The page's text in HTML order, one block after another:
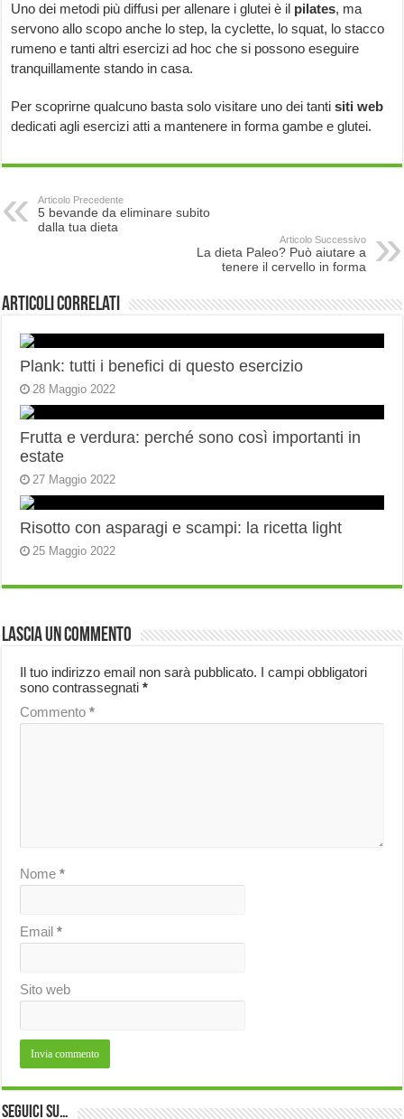
Uno dei metodi più diffusi per allenare i glutei è il pilates, ma
servono allo scopo anche lo step, la cyclette, lo squat, lo stacco
rumeno e tanti altri esercizi ad hoc che si possono eseguire
tranquillamente stando in casa.
Per scoprirne qualcuno basta solo visitare uno dei tantisiti web
dedicati agli esercizi atti a mantenere in forma gambe e glutei.
Articolo Precedente
5 bevande da eliminare subito
dalla tua dieta
Articolo Successivo
La dieta Paleo? Può aiutare a
tenere il cervello in forma
Articoli correlati
Plank: tutti i benefici di questo esercizio
28 Maggio 2022
Frutta e verdura: perché sono così importanti in
estate
27 Maggio 2022
Risotto con asparagi e scampi: la ricetta light
25 Maggio 2022
Lascia un commento
Il tuo indirizzo email non sarà pubblicato. I campi obbligatori
sono contrassegnati*
Commento*
Nome*
Email*
Sito web
Seguici su…